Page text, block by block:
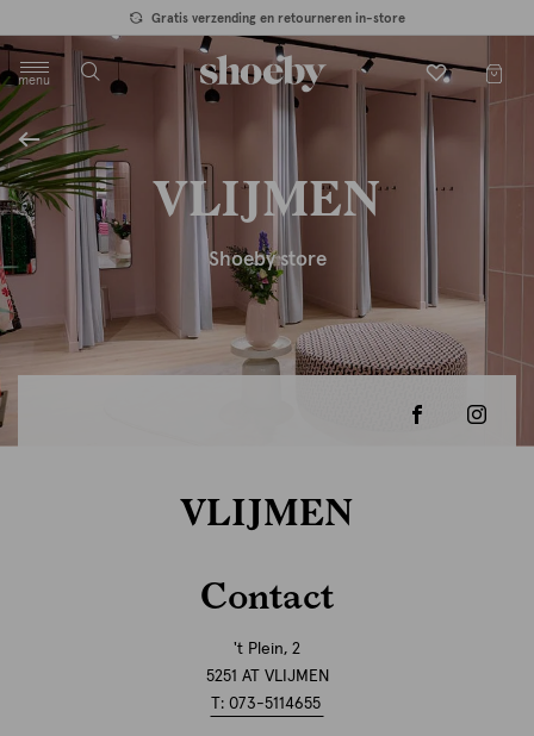
Gratis verzending en retourneren in-store
menu
label.header.toggle
VLIJMEN
Shoeby store
VLIJMEN
Contact
't Plein, 2
5251 AT VLIJMEN
T: 073-5114655